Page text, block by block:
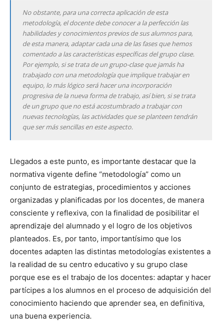
No obstante, para una correcta aplicación de esta
metodología, el docente debe conocer a la perfección las
habilidades y conocimientos previos de sus alumnos para,
de esta manera, adaptar cada una de las fases que hemos
comentado a las características específicas del grupo clase.
Por ejemplo, si se trata de un grupo-clase que jamás ha
trabajado con una metodología que implique trabajar en
equipo, lo más lógico será hacer una incorporación
progresiva de la nueva forma de trabajo, así bien, si se trata
de un grupo que no está acostumbrado a trabajar con
nuevas tecnologías, las actividades que se planteen tendrán
que ser más sencillas en este aspecto.
Llegados a este punto, es importante destacar que la
normativa vigente define “metodología” como un
conjunto de estrategias, procedimientos y acciones
organizadas y planificadas por los docentes, de manera
consciente y reflexiva, con la finalidad de posibilitar el
aprendizaje del alumnado y el logro de los objetivos
planteados. Es, por tanto, importantísimo que los
docentes adapten las distintas metodologías existentes a
la realidad de su centro educativo y su grupo clase
porque ese es el trabajo de los docentes: adaptar y hacer
partícipes a los alumnos en el proceso de adquisición del
conocimiento haciendo que aprender sea, en definitiva,
una buena experiencia.